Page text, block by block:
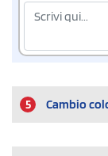
5 Cambio